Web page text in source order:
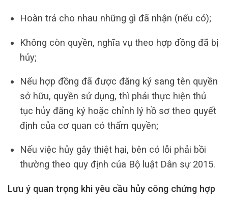
Hoàn trả cho nhau những gì đã nhận (nếu có);
Không còn quyền, nghĩa vụ theo hợp đồng đã bị
hủy;
Nếu hợp đồng đã được đăng ký sang tên quyền
sở hữu, quyền sử dụng, thì phải thực hiện thủ
tục hủy đăng ký hoặc chỉnh lý hồ sơ theo quyết
định của cơ quan có thẩm quyền;
Nếu việc hủy gây thiệt hại, bên có lỗi phải bồi
thường theo quy định của Bộ luật Dân sự 2015.
Lưu ý quan trọng khi yêu cầu hủy công chứng hợp